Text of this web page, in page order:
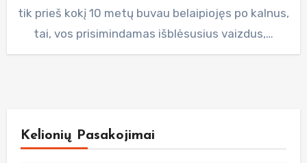
tik prieš kokį 10 metų buvau belaipiojęs po kalnus,
tai, vos prisimindamas išblėsusius vaizdus,…
Kelionių Pasakojimai